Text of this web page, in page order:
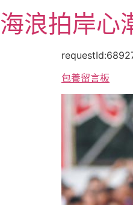
至
主海浪拍岸心
包養留言板